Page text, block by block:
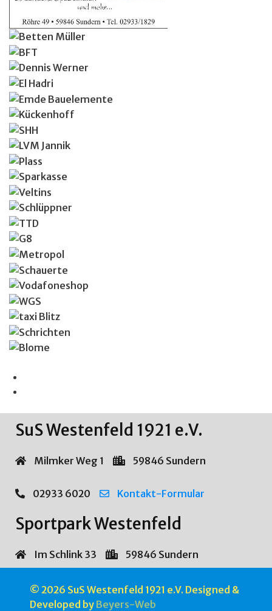
SuS Westenfeld 1921 e.V.
Milmker Weg 1 59846 Sundern
02933 6020 Kontakt-Formular
Sportpark Westenfeld
Im Schlink 33 59846 Sundern
© 2026 SuS Westenfeld 1921 e.V. Designed &
Developed by Beyers-Web